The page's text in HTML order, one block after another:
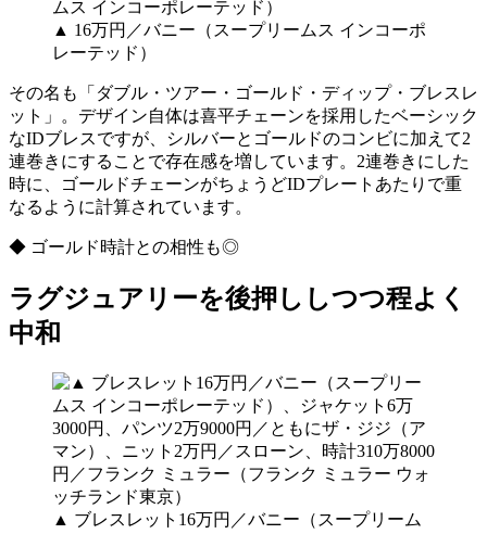
▲ 16万円／バニー（スープリームス インコーポ
レーテッド）
その名も「ダブル・ツアー・ゴールド・ディップ・ブレスレ
ット」。デザイン自体は喜平チェーンを採用したベーシック
なIDブレスですが、シルバーとゴールドのコンビに加えて2
連巻きにすることで存在感を増しています。2連巻きにした
時に、ゴールドチェーンがちょうどIDプレートあたりで重
なるように計算されています。
◆ ゴールド時計との相性も◎
ラグジュアリーを後押ししつつ程よく
中和
▲ ブレスレット16万円／バニー（スープリーム